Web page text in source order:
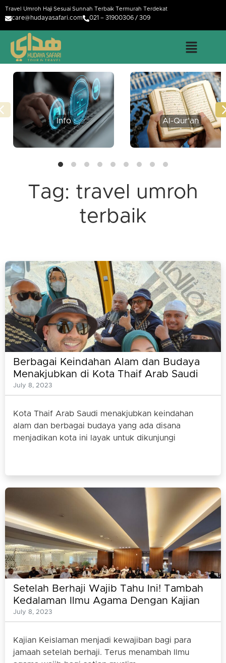
Travel Umroh Haji Sesuai Sunnah Terbaik Termurah Terdekat
care@hudayasafari.com 021 – 31900306 / 309
Info Al-Qur'an
Tag: travel umroh
terbaik
Berbagai Keindahan Alam dan Budaya
Menakjubkan di Kota Thaif Arab Saudi
July 8, 2023
Kota Thaif Arab Saudi menakjubkan keindahan
alam dan berbagai budaya yang ada disana
menjadikan kota ini layak untuk dikunjungi
Setelah Berhaji Wajib Tahu Ini! Tambah
Kedalaman Ilmu Agama Dengan Kajian
Keislaman
July 8, 2023
Kajian Keislaman menjadi kewajiban bagi para
jamaah setelah berhaji. Terus menambah Ilmu